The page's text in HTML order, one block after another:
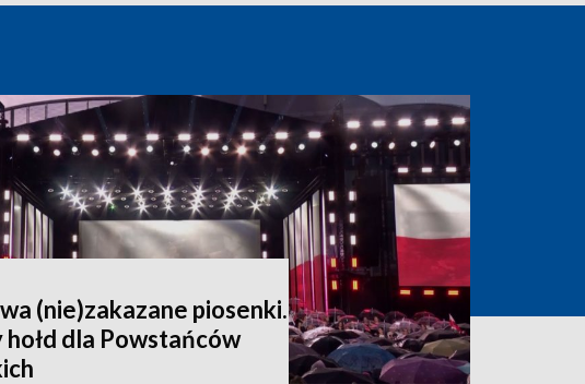
(nie)zakazane piosenki.
dla Powstańców